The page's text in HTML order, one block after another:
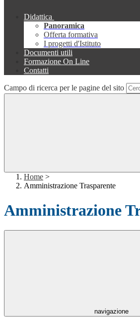
Didattica
Panoramica
Offerta formativa
I progetti d'Istituto
Documenti utili
Formazione On Line
Contatti
Campo di ricerca per le pagine del sito
Home >
Amministrazione Trasparente
Amministrazione
navigazione